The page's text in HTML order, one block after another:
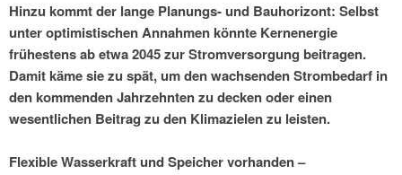
Hinzu kommt der lange Planungs- und Bauhorizont: Selbst
unter optimistischen Annahmen könnte Kernenergie
frühestens ab etwa 2045 zur Stromversorgung beitragen.
Damit käme sie zu spät, um den wachsenden Strombedarf in
den kommenden Jahrzehnten zu decken oder einen
wesentlichen Beitrag zu den Klimazielen zu leisten.
Flexible Wasserkraft und Speicher vorhanden –